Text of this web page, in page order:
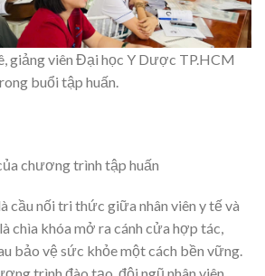
giảng viên Đại học Y Dược TP.HCM
buổi tập huấn.
chương trình tập huấn
cầu nối tri thức giữa nhân viên y tế và
chìa khóa mở ra cánh cửa hợp tác,
bảo vệ sức khỏe một cách bền vững.